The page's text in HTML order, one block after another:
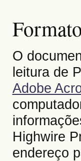
O
leitura de
Adobe
Highwire
endereço